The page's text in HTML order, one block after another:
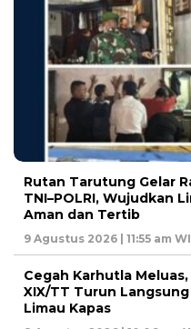
Rutan Tarutung Gelar
TNI–POLRI, Wujudkan
Aman dan Tertib
9 Agustus 2026 | 11:55 am
Cegah Karhutla
XIX/TT Turun
Limau Kapas